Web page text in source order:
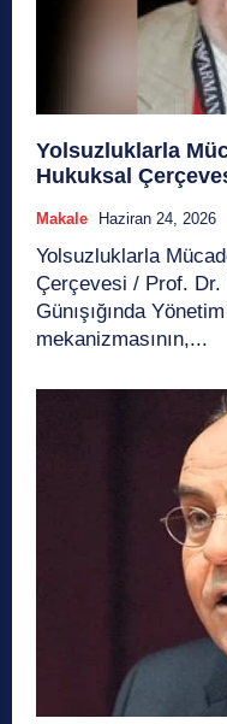
Yolsuzluklarla
Hukuksal
Makale Haziran 24, 2026
Yolsuzluklarla
Çerçevesi / Prof.
Günışığında
mekanizmasının,...